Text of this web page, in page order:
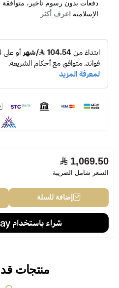
ومنها ما دخل في القلب العطري
والورد واليلانج يلانج ونكهة جوزة
دفعات بدون رسوم تأخير، متوافقة
الإسلامية اعرف أكثر
1,069.50
السعر شامل الضريبة
إضافة للسلة
منتجات